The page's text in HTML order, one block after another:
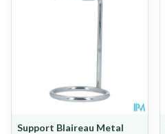
Support Blaireau Metal